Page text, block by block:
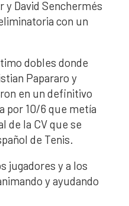
y David Senchermés
con un
dobles donde
Papararo y
en un definitivo
por 10/6 que metía
de la CV que se
de Tenis.
jugadores y a los
y ayudando